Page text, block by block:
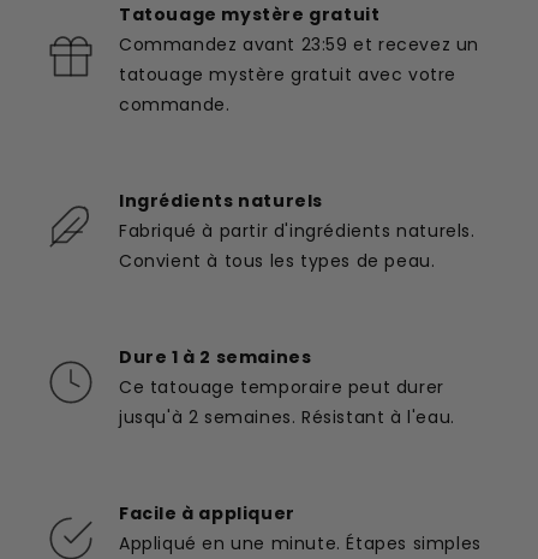
Tatouage mystère gratuit
Commandez avant 23:59 et recevez un
tatouage mystère gratuit avec votre
commande.
Ingrédients naturels
Fabriqué à partir d'ingrédients naturels.
Convient à tous les types de peau.
Dure 1 à 2 semaines
Ce tatouage temporaire peut durer
jusqu'à 2 semaines. Résistant à l'eau.
Facile à appliquer
Appliqué en une minute. Étapes simples